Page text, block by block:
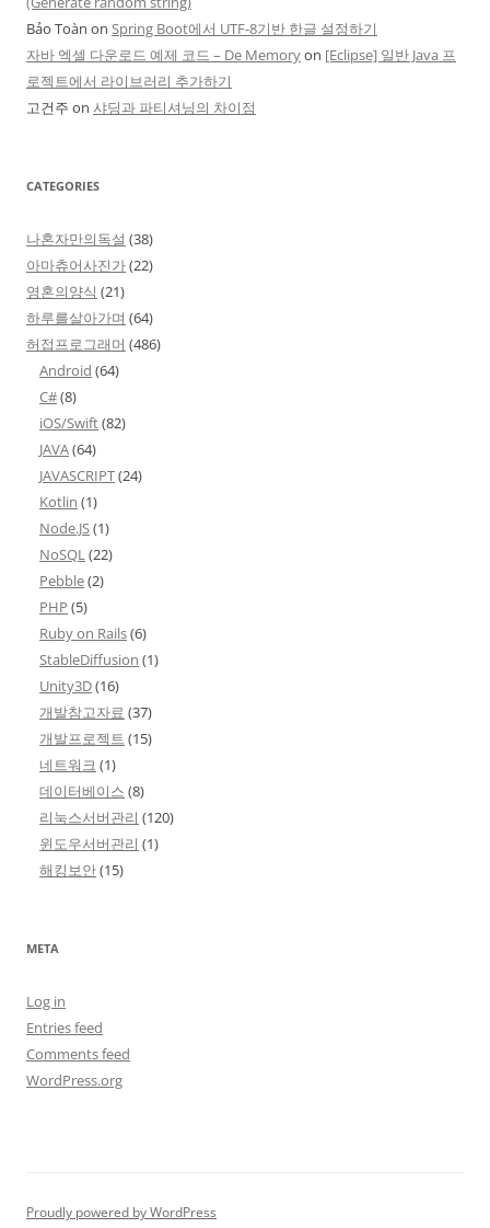
Bảo Toàn on Spring Boot에서 UTF-8기반 한글 설정하기
자바 엑셀 다운로드 예제 코드 – De Memoryon [Eclipse] 일반 Java 프
로젝트에서 라이브러리 추가하기
고건주 on 샤딩과 파티셔닝의 차이점
CATEGORIES
나혼자만의독설 (38)
아마츄어사진가(22)
영혼의양식 (21)
하루를살아가며 (64)
허접프로그래머 (486)
Android (64)
C#(8)
iOS/Swift(82)
JAVA(64)
JAVASCRIPT(24)
Kotlin (1)
Node.JS(1)
NoSQL(22)
Pebble(2)
PHP (5)
Ruby on Rails(6)
StableDiffusion (1)
Unity3D(16)
개발참고자료 (37)
개발프로젝트 (15)
네트워크 (1)
데이터베이스 (8)
리눅스서버관리 (120)
윈도우서버관리 (1)
해킹보안(15)
META
Log in
Entries feed
Comments feed
WordPress.org
Proudly powered by WordPress